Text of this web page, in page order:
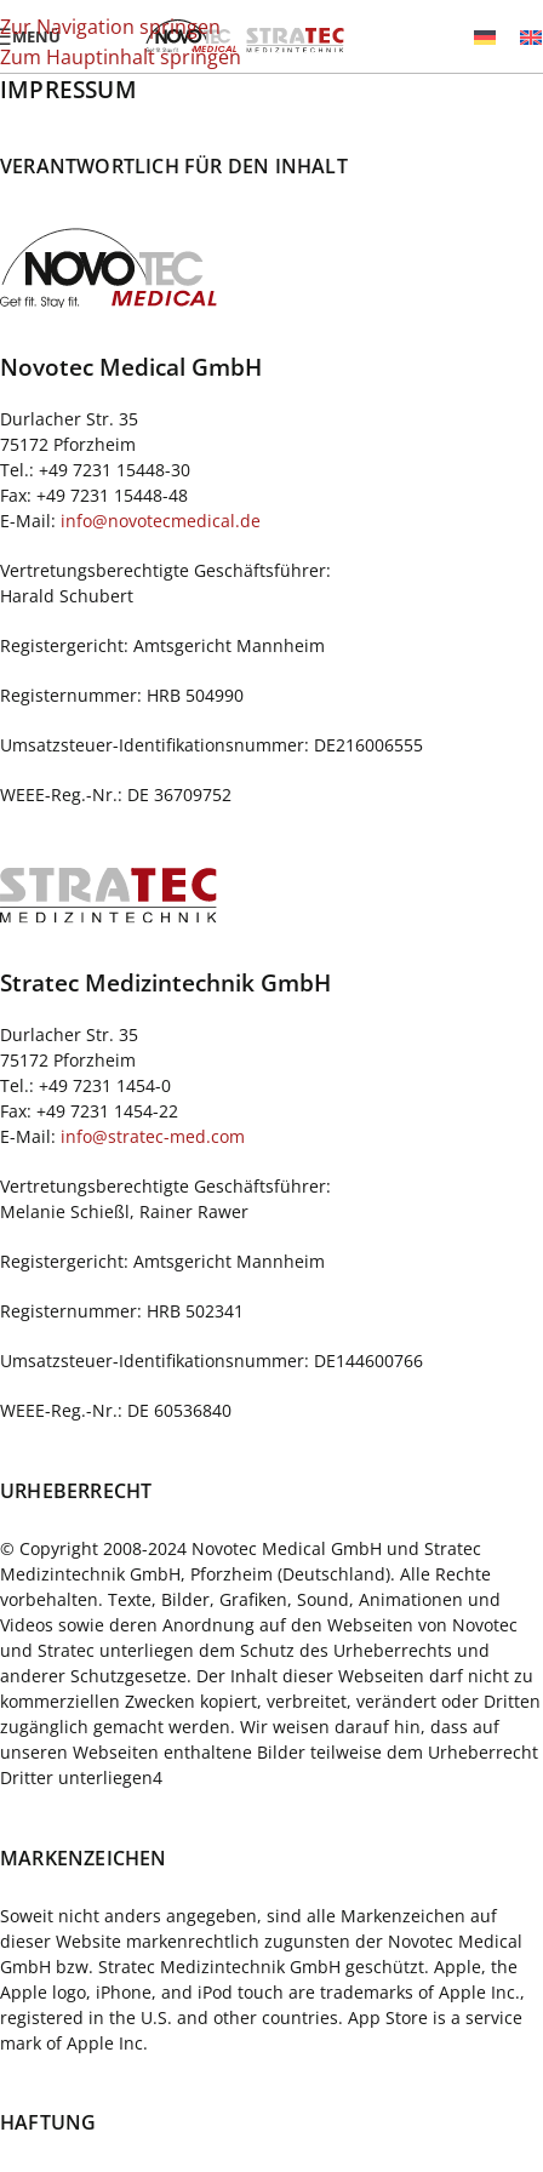
Zur Navigation springen
Zum Hauptinhalt springen
MENÜ
IMPRESSUM
VERANTWORTLICH FÜR DEN INHALT
Novotec Medical GmbH
Durlacher Str. 35
75172 Pforzheim
Tel.: +49 7231 15448-30
Fax: +49 7231 15448-48
E-Mail: info@novotecmedical.de
Vertretungsberechtigte Geschäftsführer:
Harald Schubert
Registergericht: Amtsgericht Mannheim
Registernummer: HRB 504990
Umsatzsteuer-Identifikationsnummer: DE216006555
WEEE-Reg.-Nr.: DE 36709752
Stratec Medizintechnik GmbH
Durlacher Str. 35
75172 Pforzheim
Tel.: +49 7231 1454-0
Fax: +49 7231 1454-22
E-Mail: info@stratec-med.com
Vertretungsberechtigte Geschäftsführer:
Melanie Schießl, Rainer Rawer
Registergericht: Amtsgericht Mannheim
Registernummer: HRB 502341
Umsatzsteuer-Identifikationsnummer: DE144600766
WEEE-Reg.-Nr.: DE 60536840
URHEBERRECHT
© Copyright 2008-2024 Novotec Medical GmbH und Stratec
Medizintechnik GmbH, Pforzheim (Deutschland). Alle Rechte
vorbehalten. Texte, Bilder, Grafiken, Sound, Animationen und
Videos sowie deren Anordnung auf den Webseiten von Novotec
und Stratec unterliegen dem Schutz des Urheberrechts und
anderer Schutzgesetze. Der Inhalt dieser Webseiten darf nicht zu
kommerziellen Zwecken kopiert, verbreitet, verändert oder Dritten
zugänglich gemacht werden. Wir weisen darauf hin, dass auf
unseren Webseiten enthaltene Bilder teilweise dem Urheberrecht
Dritter unterliegen4
MARKENZEICHEN
Soweit nicht anders angegeben, sind alle Markenzeichen auf
dieser Website markenrechtlich zugunsten der Novotec Medical
GmbH bzw. Stratec Medizintechnik GmbH geschützt. Apple, the
Apple logo, iPhone, and iPod touch are trademarks of Apple Inc.,
registered in the U.S. and other countries. App Store is a service
mark of Apple Inc.
HAFTUNG